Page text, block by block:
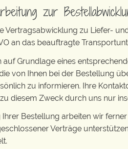
zur
Vertragsabwicklung zu Liefer-
an das beauftragte
auf Grundlage eines
von Ihnen bei der Bestellung
zu informieren. Ihre
diesem Zweck durch uns nur
Bestellung arbeiten wir
Verträge